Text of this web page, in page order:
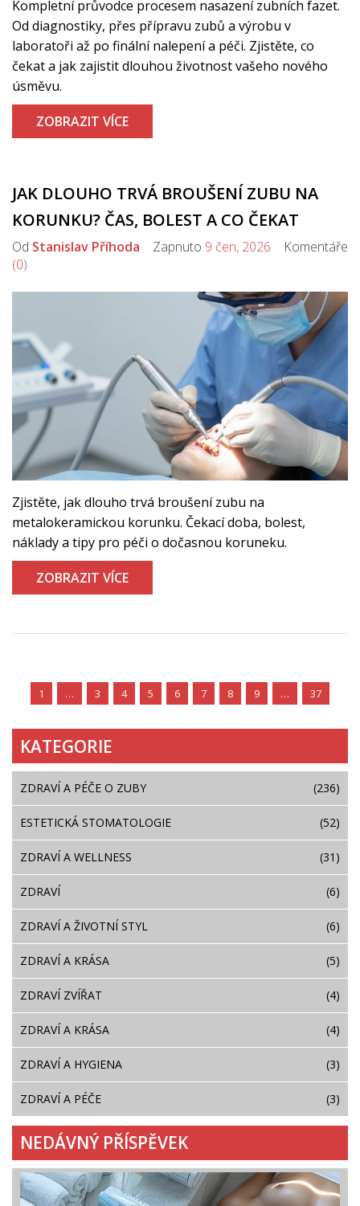
Kompletní průvodce procesem nasazení zubních fazet.
Od diagnostiky, přes přípravu zubů a výrobu v
laboratoři až po finální nalepení a péči. Zjistěte, co
čekat a jak zajistit dlouhou životnost vašeho nového
úsměvu.
ZOBRAZIT VÍCE
JAK DLOUHO TRVÁ BROUŠENÍ ZUBU NA
KORUNKU? ČAS, BOLEST A CO ČEKAT
Od Stanislav Příhoda Zapnuto 9 čen, 2026 Komentáře
(0)
Zjistěte, jak dlouho trvá broušení zubu na
metalokeramickou korunku. Čekací doba, bolest,
náklady a tipy pro péči o dočasnou koruneku.
ZOBRAZIT VÍCE
1 … 3 4 5 6 7 8 9 … 37
KATEGORIE
ZDRAVÍ A PÉČE O ZUBY (236)
ESTETICKÁ STOMATOLOGIE (52)
ZDRAVÍ A WELLNESS (31)
ZDRAVÍ (6)
ZDRAVÍ A ŽIVOTNÍ STYL (6)
ZDRAVÍ A KRÁSA (5)
ZDRAVÍ ZVÍŘAT (4)
ZDRAVÍ A KRÁSA (4)
ZDRAVÍ A HYGIENA (3)
ZDRAVÍ A PÉČE (3)
NEDÁVNÝ PŘÍSPĚVEK